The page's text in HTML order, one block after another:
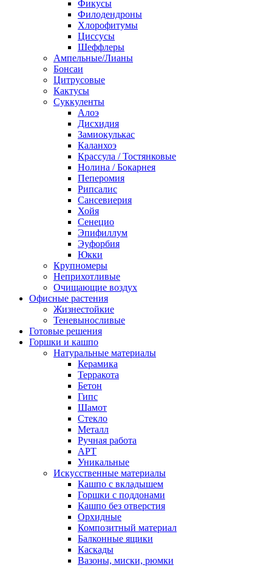
Фикусы
Филодендроны
Хлорофитумы
Циссусы
Шеффлеры
Ампельные/Лианы
Бонсаи
Цитрусовые
Кактусы
Суккуленты
Алоэ
Дисхидия
Замиокулькас
Каланхоэ
Крассула / Тостянковые
Нолина / Бокарнея
Пеперомия
Рипсалис
Сансевиерия
Хойя
Сенецио
Эпифиллум
Эуфорбия
Юкки
Крупномеры
Неприхотливые
Очищающие воздух
Офисные растения
Жизнестойкие
Теневыносливые
Готовые решения
Горшки и кашпо
Натуральные материалы
Керамика
Терракота
Бетон
Гипс
Шамот
Стекло
Металл
Ручная работа
АРТ
Уникальные
Искусственные материалы
Кашпо с вкладышем
Горшки с поддонами
Кашпо без отверстия
Орхидные
Композитный материал
Балконные ящики
Каскады
Вазоны, миски, рюмки